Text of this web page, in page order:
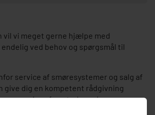
vil vi meget gerne hjælpe med
ved behov og spørgsmål til
service af smøresystemer og salg af
give dig en kompetent rådgivning
og service af centralsmøring.